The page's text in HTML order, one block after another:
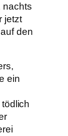
nachts
jetzt
den
ein